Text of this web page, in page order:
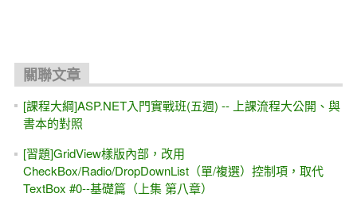
關聯文章
[課程大綱]ASP.NET入門實戰班(五週) -- 上課流程大公開、與
書本的對照
[習題]GridView樣版內部，改用
CheckBox/Radio/DropDownList（單/複選）控制項，取代
TextBox #0--基礎篇（上集 第八章）